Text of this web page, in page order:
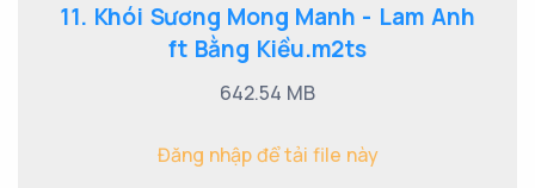
11. Khói Sương Mong Manh - Lam Anh
ft Bằng Kiều.m2ts
642.54 MB
Đăng nhập để tải file này